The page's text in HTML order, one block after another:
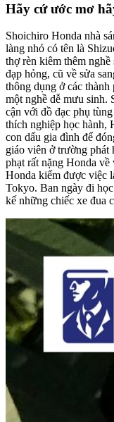
Hãy cứ ước mơ
Shoichiro Honda nhà
làng nhỏ có tên là
thợ rèn kiêm thêm
đạp hỏng, cũ về sửa
thông dụng ở các thành
một nghề dễ mưu sinh.
cận với đồ đạc phụ
thích nghiệp học hành,
con dấu gia đình để
giáo viên ở trường phát
phạt rất nặng Honda
Honda kiếm được việc
Tokyo. Ban ngày đi
kế những chiếc xe đua